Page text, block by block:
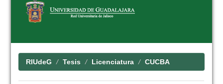
RIUdeG Tesis Licenciatura CUCBA